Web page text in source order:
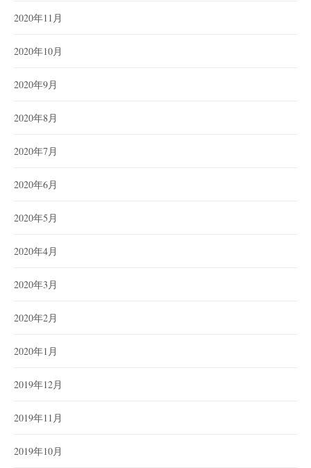
2020年11月
2020年10月
2020年9月
2020年8月
2020年7月
2020年6月
2020年5月
2020年4月
2020年3月
2020年2月
2020年1月
2019年12月
2019年11月
2019年10月